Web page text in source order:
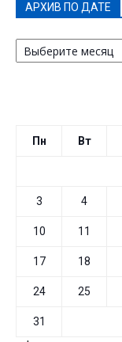
АРХИВ ПО ДАТЕ
АРХИВ
ПО
Пн Вт
3 4
10 11
17 18
24 25
31